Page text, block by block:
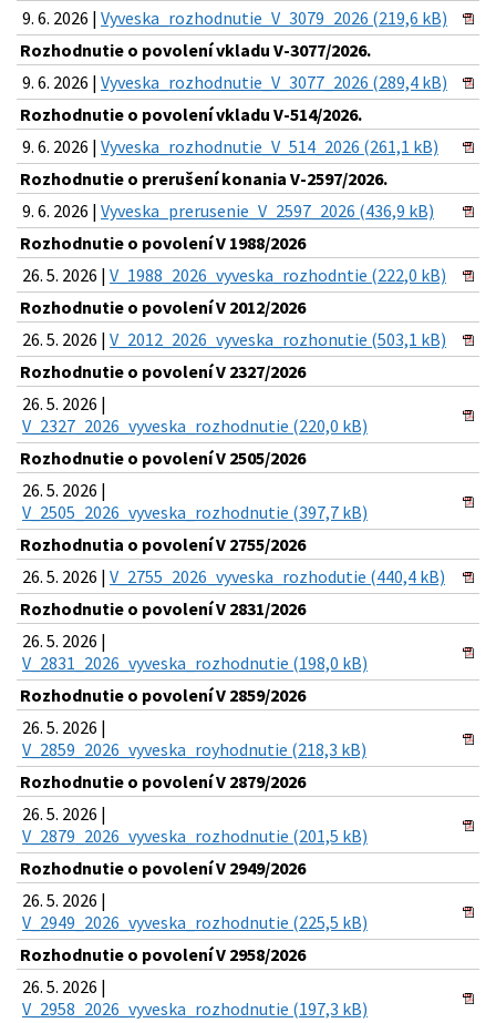
9. 6. 2026 | Vyveska_rozhodnutie_V_3079_2026 (219,6 kB)
Rozhodnutie o povolení vkladu V-3077/2026.
9. 6. 2026 | Vyveska_rozhodnutie_V_3077_2026 (289,4 kB)
Rozhodnutie o povolení vkladu V-514/2026.
9. 6. 2026 | Vyveska_rozhodnutie_V_514_2026 (261,1 kB)
Rozhodnutie o prerušení konania V-2597/2026.
9. 6. 2026 | Vyveska_prerusenie_V_2597_2026 (436,9 kB)
Rozhodnutie o povolení V 1988/2026
26. 5. 2026 | V_1988_2026_vyveska_rozhodntie (222,0 kB)
Rozhodnutie o povolení V 2012/2026
26. 5. 2026 | V_2012_2026_vyveska_rozhonutie (503,1 kB)
Rozhodnutie o povolení V 2327/2026
26. 5. 2026 |
V_2327_2026_vyveska_rozhodnutie (220,0 kB)
Rozhodnutie o povolení V 2505/2026
26. 5. 2026 |
V_2505_2026_vyveska_rozhodnutie (397,7 kB)
Rozhodnutia o povolení V 2755/2026
26. 5. 2026 | V_2755_2026_vyveska_rozhodutie (440,4 kB)
Rozhodnutie o povolení V 2831/2026
26. 5. 2026 |
V_2831_2026_vyveska_rozhodnutie (198,0 kB)
Rozhodnutie o povolení V 2859/2026
26. 5. 2026 |
V_2859_2026_vyveska_royhodnutie (218,3 kB)
Rozhodnutie o povolení V 2879/2026
26. 5. 2026 |
V_2879_2026_vyveska_rozhodnutie (201,5 kB)
Rozhodnutie o povolení V 2949/2026
26. 5. 2026 |
V_2949_2026_vyveska_rozhodnutie (225,5 kB)
Rozhodnutie o povolení V 2958/2026
26. 5. 2026 |
V_2958_2026_vyveska_rozhodnutie (197,3 kB)